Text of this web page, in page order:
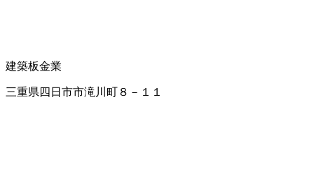
建築板金業
三重県四日市市滝川町８－１１